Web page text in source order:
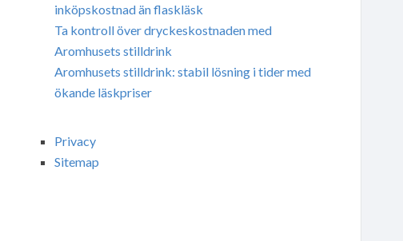
inköpskostnad än flaskläsk
Ta kontroll över dryckeskostnaden med
Aromhusets stilldrink
Aromhusets stilldrink: stabil lösning i tider med
ökande läskpriser
Privacy
Sitemap